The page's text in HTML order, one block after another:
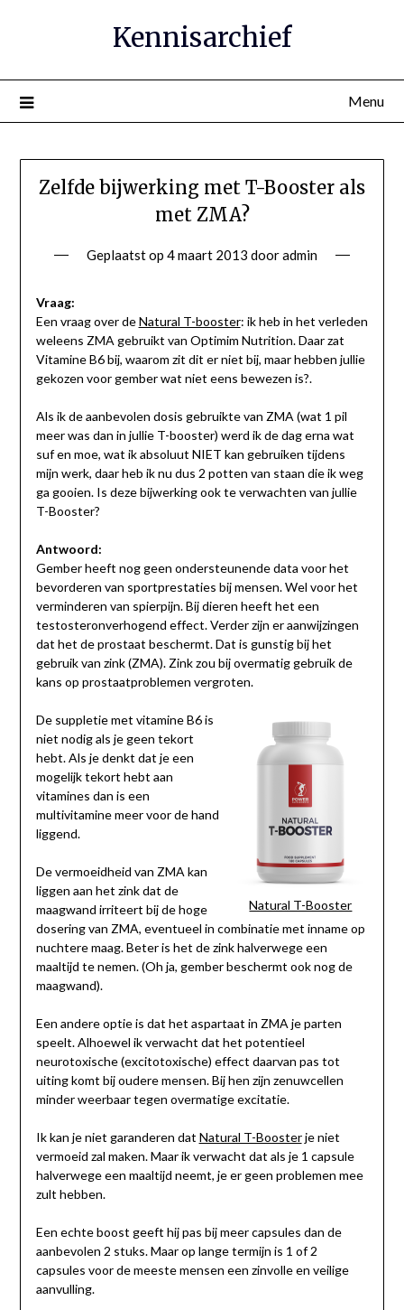
inhoud
Kennisarchief
Menu
Zelfde bijwerking met T-Booster als
met ZMA?
Geplaatst op 4 maart 2013 dooradmin
Vraag:
Een vraag over deNatural T-booster: ik heb in het verleden
weleens ZMA gebruikt van Optimim Nutrition. Daar zat
Vitamine B6 bij, waarom zit dit er niet bij, maar hebben jullie
gekozen voor gember wat niet eens bewezen is?.
Als ik de aanbevolen dosis gebruikte van ZMA (wat 1 pil
meer was dan in jullie T-booster) werd ik de dag erna wat
suf en moe, wat ik absoluut NIET kan gebruiken tijdens
mijn werk, daar heb ik nu dus 2 potten van staan die ik weg
ga gooien. Is deze bijwerking ook te verwachten van jullie
T-Booster?
Antwoord:
Gember heeft nog geen ondersteunende data voor het
bevorderen van sportprestaties bij mensen. Wel voor het
verminderen van spierpijn. Bij dieren heeft het een
testosteronverhogend effect. Verder zijn er aanwijzingen
dat het de prostaat beschermt. Dat is gunstig bij het
gebruik van zink (ZMA). Zink zou bij overmatig gebruik de
kans op prostaatproblemen vergroten.
Natural T-Booster
De suppletie met vitamine B6 is
niet nodig als je geen tekort
hebt. Als je denkt dat je een
mogelijk tekort hebt aan
vitamines dan is een
multivitamine meer voor de hand
liggend.
De vermoeidheid van ZMA kan
liggen aan het zink dat de
maagwand irriteert bij de hoge
dosering van ZMA, eventueel in combinatie met inname op
nuchtere maag. Beter is het de zink halverwege een
maaltijd te nemen. (Oh ja, gember beschermt ook nog de
maagwand).
Een andere optie is dat het aspartaat in ZMA je parten
speelt. Alhoewel ik verwacht dat het potentieel
neurotoxische (excitotoxische) effect daarvan pas tot
uiting komt bij oudere mensen. Bij hen zijn zenuwcellen
minder weerbaar tegen overmatige excitatie.
Ik kan je niet garanderen dat Natural T-Boosterje niet
vermoeid zal maken. Maar ik verwacht dat als je 1 capsule
halverwege een maaltijd neemt, je er geen problemen mee
zult hebben.
Een echte boost geeft hij pas bij meer capsules dan de
aanbevolen 2 stuks. Maar op lange termijn is 1 of 2
capsules voor de meeste mensen een zinvolle en veilige
aanvulling.